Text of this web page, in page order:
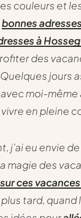
couleurs et
bonnes
à
des
jours
moi-même
en pleine
j’ai eu envie
magie des
ces
tard,